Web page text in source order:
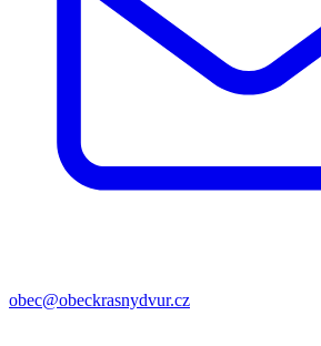
obec@obeckrasnydvur.cz